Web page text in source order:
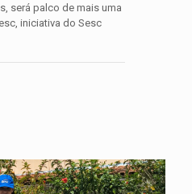
será palco de mais uma
iniciativa do Sesc